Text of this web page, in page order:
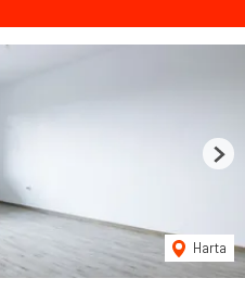
Harta
Next